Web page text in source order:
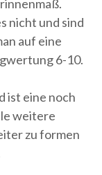
nicht und sind
auf eine
6-10.
ist eine noch
weitere
zu formen